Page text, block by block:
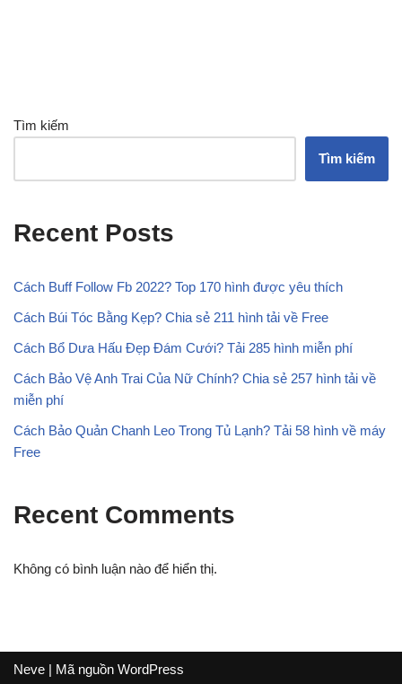
Tìm kiếm
Tìm kiếm
Recent Posts
Cách Buff Follow Fb 2022? Top 170 hình được yêu thích
Cách Búi Tóc Bằng Kẹp? Chia sẻ 211 hình tải về Free
Cách Bổ Dưa Hấu Đẹp Đám Cưới? Tải 285 hình miễn phí
Cách Bảo Vệ Anh Trai Của Nữ Chính? Chia sẻ 257 hình tải về
miễn phí
Cách Bảo Quản Chanh Leo Trong Tủ Lạnh? Tải 58 hình về máy
Free
Recent Comments
Không có bình luận nào để hiển thị.
Neve | Mã nguồn WordPress